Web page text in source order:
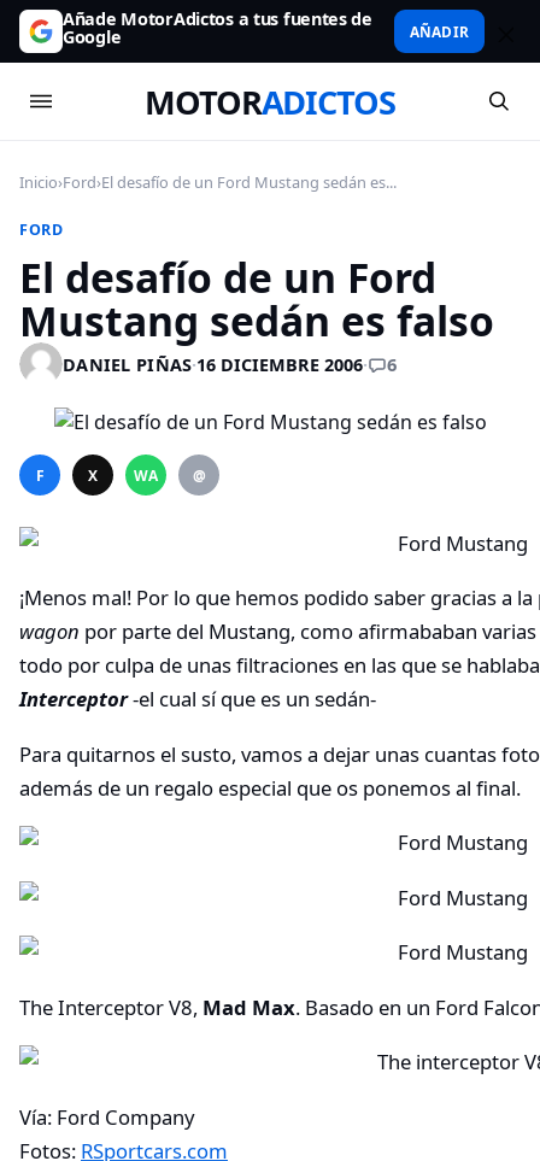
Añade MotorAdictos a tus fuentes de
Google AÑADIR
MOTORADICTOS
Inicio›Ford›El desafío de un Ford Mustang sedán es...
FORD
El desafío de un Ford
Mustang sedán es falso
DANIEL PIÑAS·16 DICIEMBRE 2006· 6
F X WA @
¡Menos mal! Por lo que hemos podido saber gracias a
wagon por parte del Mustang, como afirmababan
todo por culpa de unas filtraciones en las que se
Interceptor-el cual sí que es un sedán-
Para quitarnos el susto, vamos a dejar unas cuantas
además de un regalo especial que os ponemos al final.
The Interceptor V8, Mad Max. Basado en un Ford
Vía: Ford Company
Fotos: RSportcars.com